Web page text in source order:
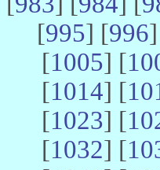
[995] [996
[1005] [
[1014] [
[1023] [
[1032] [